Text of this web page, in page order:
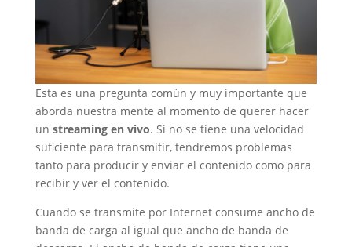
Esta es una pregunta común y muy importante que
aborda nuestra mente al momento de querer hacer
un streaming en vivo. Si no se tiene una velocidad
suficiente para transmitir, tendremos problemas
tanto para producir y enviar el contenido como para
recibir y ver el contenido.
Cuando se transmite por Internet consume ancho de
banda de carga al igual que ancho de banda de